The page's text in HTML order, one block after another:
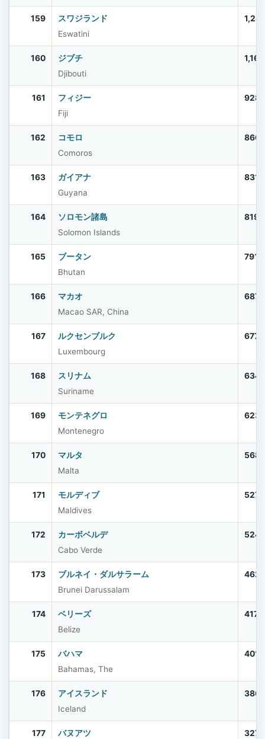
159
スワジランド
Eswatini
160
ジブチ
Djibouti
161
フィジー
Fiji
162
コモロ
Comoros
163
ガイアナ
Guyana
164
ソロモン諸島
Solomon Islands
165
ブータン
Bhutan
166
マカオ
Macao SAR, China
167
ルクセンブルク
Luxembourg
168
スリナム
Suriname
169
モンテネグロ
Montenegro
170
マルタ
Malta
171
モルディブ
Maldives
172
カーボベルデ
Cabo Verde
173
ブルネイ・ダルサラーム
Brunei Darussalam
174
ベリーズ
Belize
175
バハマ
Bahamas, The
176
アイスランド
Iceland
177
バヌアツ